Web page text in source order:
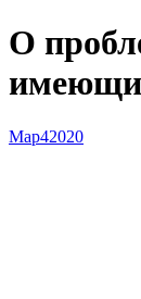
О
Мар42020